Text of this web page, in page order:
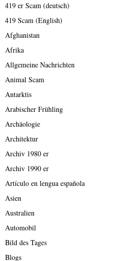
419 er Scam (deutsch)
419 Scam (English)
Afghanistan
Afrika
Allgemeine Nachrichten
Animal Scam
Antarktis
Arabischer Frühling
Archäologie
Architektur
Archiv 1980 er
Archiv 1990 er
Artículo en lengua española
Asien
Australien
Automobil
Bild des Tages
Blogs